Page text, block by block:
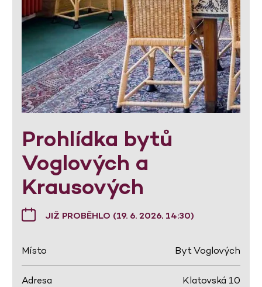
Prohlídka bytů
Voglových a
Krausových
JIŽ PROBĚHLO (19. 6. 2026, 14:30)
Místo Byt Voglových
Adresa Klatovská 10